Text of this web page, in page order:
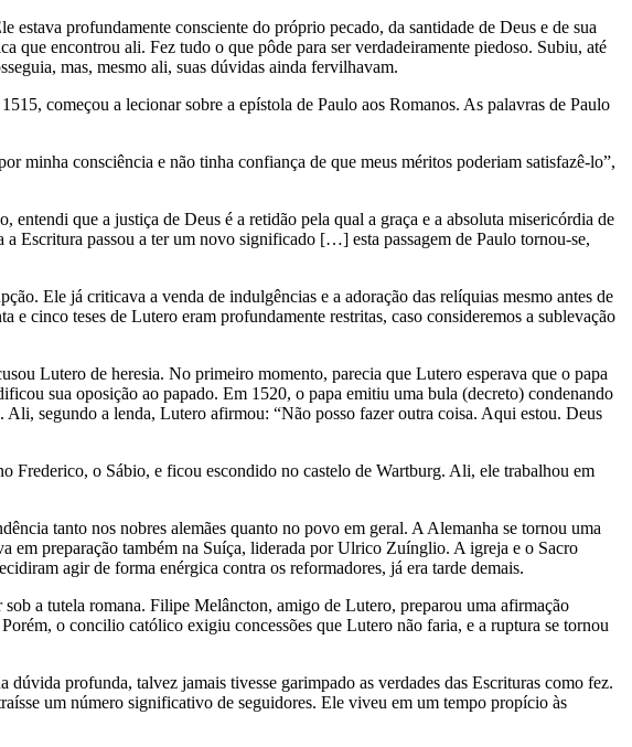
profundamente consciente do próprio pecado, da santidade de Deus e de sua
encontrou ali. Fez tudo o que pôde para ser verdadeiramente piedoso. Subiu, até
mas, mesmo ali, suas dúvidas ainda fervilhavam.
começou a lecionar sobre a epístola de Paulo aos Romanos. As palavras de Paulo
minha consciência e não tinha confiança de que meus méritos poderiam satisfazê-lo”,
que a justiça de Deus é a retidão pela qual a graça e a absoluta misericórdia de
a Escritura passou a ter um novo significado […] esta passagem de Paulo tornou-se,
Ele já criticava a venda de indulgências e a adoração das relíquias mesmo antes de
cinco teses de Lutero eram profundamente restritas, caso consideremos a sublevação
Lutero de heresia. No primeiro momento, parecia que Lutero esperava que o papa
sua oposição ao papado. Em 1520, o papa emitiu uma bula (decreto) condenando
segundo a lenda, Lutero afirmou: “Não posso fazer outra coisa. Aqui estou. Deus
Frederico, o Sábio, e ficou escondido no castelo de Wartburg. Ali, ele trabalhou em
tanto nos nobres alemães quanto no povo em geral. A Alemanha se tornou uma
em preparação também na Suíça, liderada por Ulrico Zuínglio. A igreja e o Sacro
agir de forma enérgica contra os reformadores, já era tarde demais.
a tutela romana. Filipe Melâncton, amigo de Lutero, preparou uma afirmação
o concilio católico exigiu concessões que Lutero não faria, e a ruptura se tornou
profunda, talvez jamais tivesse garimpado as verdades das Escrituras como fez.
um número significativo de seguidores. Ele viveu em um tempo propício às